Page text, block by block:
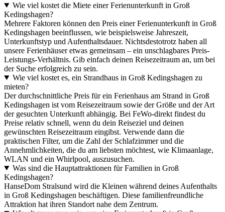
Wie viel kostet die Miete einer Ferienunterkunft in Groß
Kedingshagen?
Mehrere Faktoren können den Preis einer Ferienunterkunft in Groß
Kedingshagen beeinflussen, wie beispielsweise Jahreszeit,
Unterkunftstyp und Aufenthaltsdauer. Nichtsdestotrotz haben all
unsere Ferienhäuser etwas gemeinsam – ein unschlagbares Preis-
Leistungs-Verhältnis. Gib einfach deinen Reisezeitraum an, um bei
der Suche erfolgreich zu sein.
Wie viel kostet es, ein Strandhaus in Groß Kedingshagen zu
mieten?
Der durchschnittliche Preis für ein Ferienhaus am Strand in Groß
Kedingshagen ist vom Reisezeitraum sowie der Größe und der Art
der gesuchten Unterkunft abhängig. Bei FeWo-direkt findest du
Preise relativ schnell, wenn du dein Reiseziel und deinen
gewünschten Reisezeitraum eingibst. Verwende dann die
praktischen Filter, um die Zahl der Schlafzimmer und die
Annehmlichkeiten, die du am liebsten möchtest, wie Klimaanlage,
WLAN und ein Whirlpool, auszusuchen.
Was sind die Hauptattraktionen für Familien in Groß
Kedingshagen?
HanseDom Stralsund wird die Kleinen während deines Aufenthalts
in Groß Kedingshagen beschäftigen. Diese familienfreundliche
Attraktion hat ihren Standort nahe dem Zentrum.